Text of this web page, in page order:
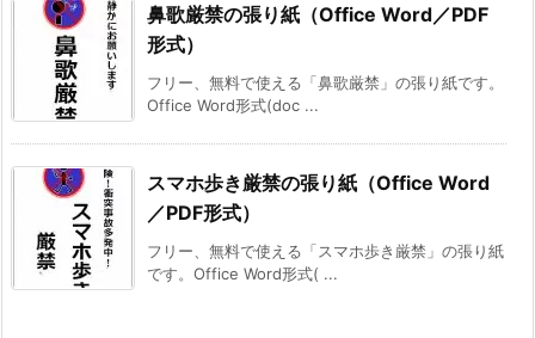
鼻歌厳禁の張り紙（Office Word／PDF
形式）
フリー、無料で使える「鼻歌厳禁」の張り紙です。
Office Word形式(doc ...
スマホ歩き厳禁の張り紙（Office Word
／PDF形式）
フリー、無料で使える「スマホ歩き厳禁」の張り紙
です。Office Word形式( ...